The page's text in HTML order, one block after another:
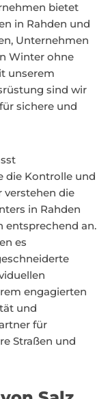
bietet
in Rahden und
Unternehmen
Winter ohne
unserem
sind wir
sichere und
die Kontrolle und
verstehen die
in Rahden
entsprechend an.
es
engagierten
und
für
Straßen und